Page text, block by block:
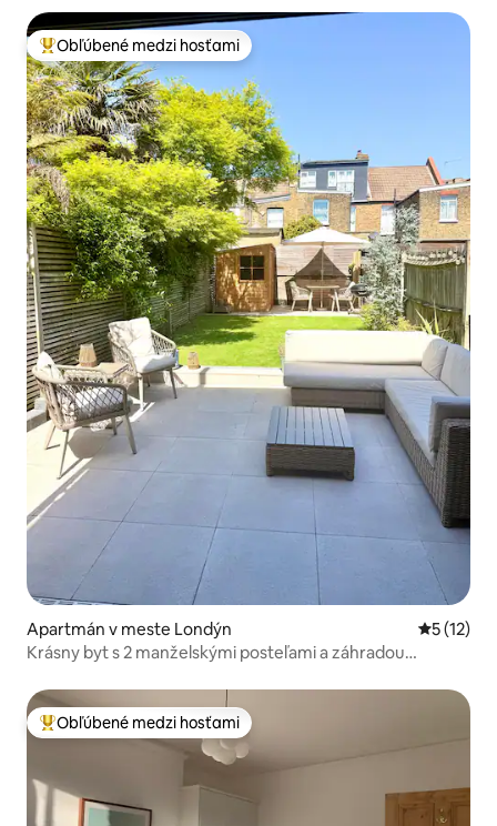
Najobľúbenejšie medzi hosťami
Obľúbené medzi hosťami
Apartmán v meste Londýn
5 (12)
Krásny byt s 2 manželskými posteľami a záhradou
Najobľúbenejšie medzi hosťami
Obľúbené medzi hosťami